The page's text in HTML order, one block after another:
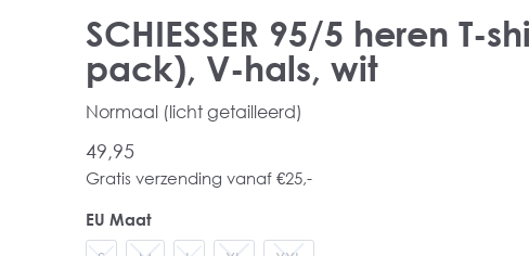
SCHIESSER 95/5 heren T-
pack), V-hals, wit
Normaal (licht getailleerd)
49,95
Gratis verzending vanaf €25,-
EU Maat